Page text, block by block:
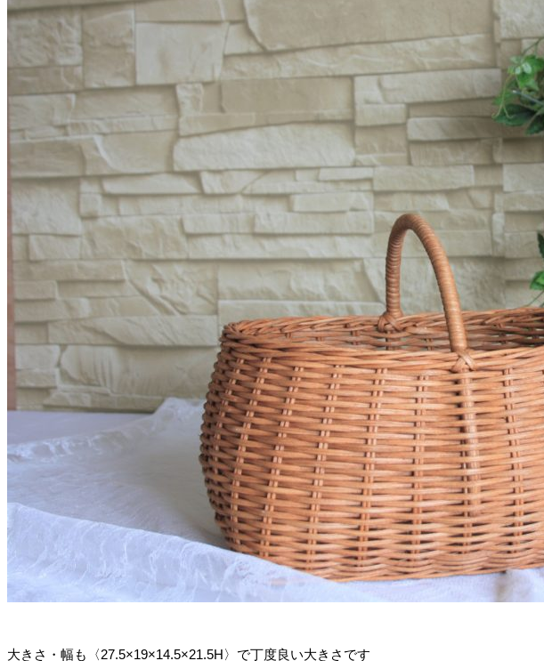
大きさ・幅も〈27.5×19×14.5×21.5H〉で丁度良い大きさです